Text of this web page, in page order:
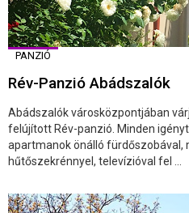
PANZIÓ
Rév-Panzió Abádszalók
Abádszalók városközpontjában
felújított Rév-panzió. Minden
apartmanok önálló fürdőszobával,
hűtőszekrénnyel, televízióval fel ...